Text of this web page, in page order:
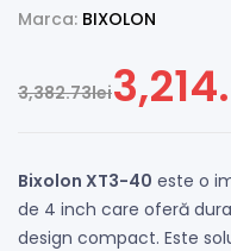
Marca: BIXOLON
3,382.73lei
Bixolon XT3-40 este o
de 4 inch care oferă
design compact. Este